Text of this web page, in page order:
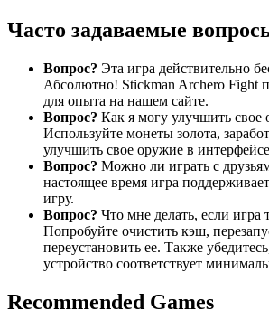
Часто задаваемые
Вопрос? Эта игра действительно
Абсолютно! Stickman Archero Fight
для опыта на нашем сайте.
Вопрос? Как я могу улучшить свое
Используйте монеты золота,
улучшить свое оружие в
Вопрос? Можно ли играть с
настоящее время игра
игру.
Вопрос? Что мне делать, если игра
Попробуйте очистить кэш,
переустановить ее. Также
устройство соответствует
Recommended Games